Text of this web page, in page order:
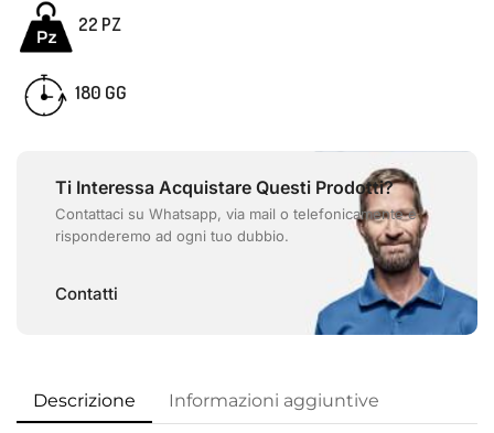
22 PZ
180 GG
Ti Interessa Acquistare Questi Prodotti?
Contattaci su Whatsapp, via mail o telefonicamente e
risponderemo ad ogni tuo dubbio.
Contatti
Descrizione Informazioni aggiuntive